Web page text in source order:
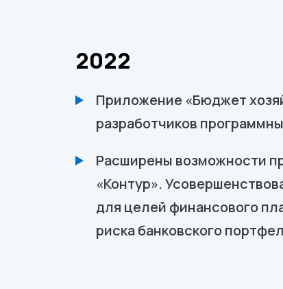
2022
Приложение «Бюджет
разработчиков
Расширены возможности
«Контур».
для целей финансового
риска банковского